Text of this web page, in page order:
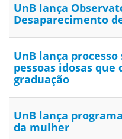
UnB lança
Desaparecimento
UnB lança
pessoas idosas
graduação
UnB lança
da mulher